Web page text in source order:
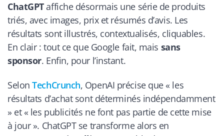
ChatGPTaffiche désormais une série de produits
triés, avec images, prix et résumés d’avis. Les
résultats sont illustrés, contextualisés, cliquables.
En clair : tout ce que Google fait, mais sans
sponsor. Enfin, pour l’instant.
SelonTechCrunch, OpenAI précise que « les
résultats d’achat sont déterminés indépendamment
» et « les publicités ne font pas partie de cette mise
à jour ». ChatGPT se transforme alors en